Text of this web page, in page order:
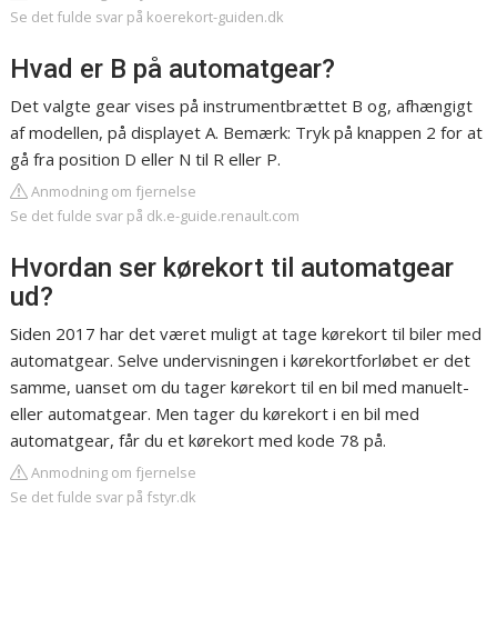
Se det fulde svar på koerekort-guiden.dk
Hvad er B på automatgear?
Det valgte gear vises på instrumentbrættet B og, afhængigt
af modellen, på displayet A. Bemærk: Tryk på knappen 2 for at
gå fra position D eller N til R eller P.
Anmodning om fjernelse
Se det fulde svar på dk.e-guide.renault.com
Hvordan ser kørekort til automatgear
ud?
Siden 2017 har det været muligt at tage kørekort til biler med
automatgear. Selve undervisningen i kørekortforløbet er det
samme, uanset om du tager kørekort til en bil med manuelt-
eller automatgear. Men tager du kørekort i en bil med
automatgear, får du et kørekort med kode 78 på.
Anmodning om fjernelse
Se det fulde svar på fstyr.dk